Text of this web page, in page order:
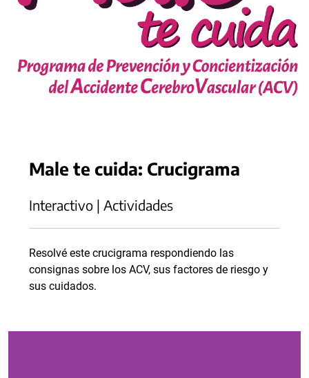
Male te cuida: Crucigrama
Interactivo | Actividades
Resolvé este crucigrama respondiendo las
consignas sobre los ACV, sus factores de riesgo y
sus cuidados.